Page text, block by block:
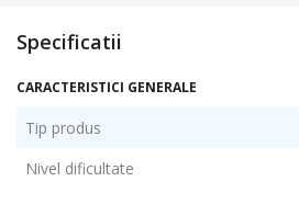
Specificatii
CARACTERISTICI GENERALE
Tip produs
Nivel dificultate